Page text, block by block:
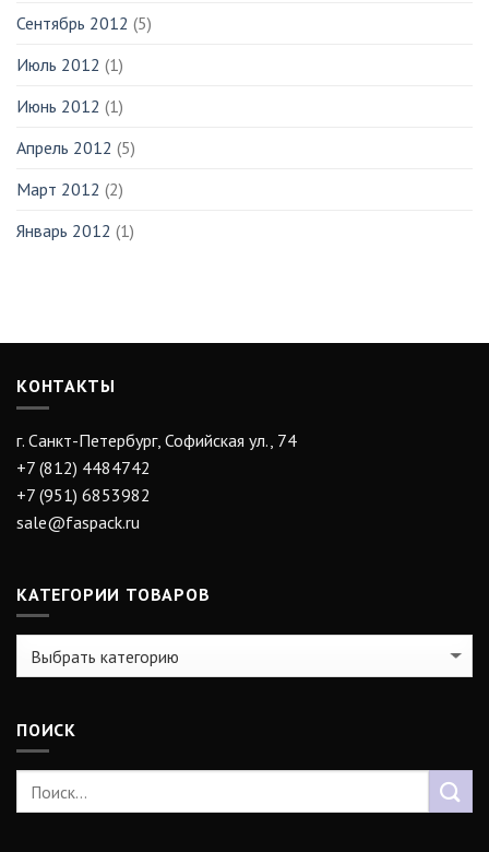
Сентябрь 2012 (5)
Июль 2012 (1)
Июнь 2012 (1)
Апрель 2012 (5)
Март 2012 (2)
Январь 2012 (1)
КОНТАКТЫ
г. Санкт-Петербург, Софийская ул., 74
+7 (812) 4484742
+7 (951) 6853982
sale@faspack.ru
КАТЕГОРИИ ТОВАРОВ
ПОИСК